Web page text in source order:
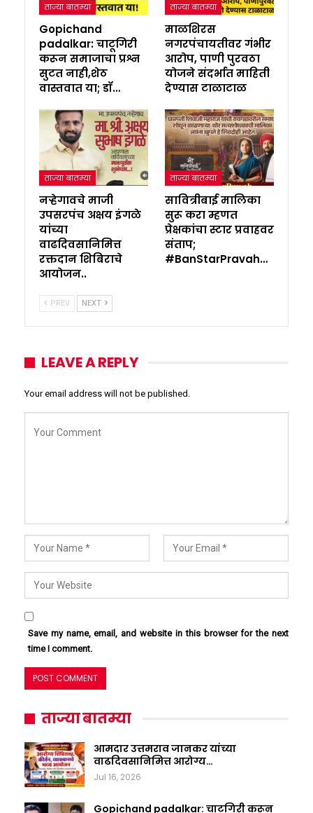
ताज्या बातम्या
Gopichand
padalkar: चाटूगिरी
करून समाजाचा प्रश्न
सुटत नाही,शेठ
वास्तवात या; डॉ…
ताज्या बातम्या
माळशिरस
नगरपंचायतीवर गंभीर
आरोप, पाणी पुरवठा
योजने संदर्भात माहिती
देण्यास टाळाटाळ
ताज्या बातम्या
नऱ्हेगावचे माजी
उपसरपंच अक्षय इंगळे
यांच्या
वाढदिवसानिमित्त
रक्तदान शिबिराचे
आयोजन..
ताज्या बातम्या
सावित्रीबाई मालिका
सुरू करा म्हणत
प्रेक्षकांचा स्टार प्रवाहवर
संताप;
#BanStarPravah…
PREV NEXT
LEAVE A REPLY
Your email address will not be published.
Save my name, email, and website in this browser for the next
time I comment.
ताज्या बातम्या
आमदार उत्तमराव जानकर यांच्या
वाढदिवसानिमित्त आरोग्य…
Jul 16, 2026
Gopichand padalkar: चाटूगिरी करून